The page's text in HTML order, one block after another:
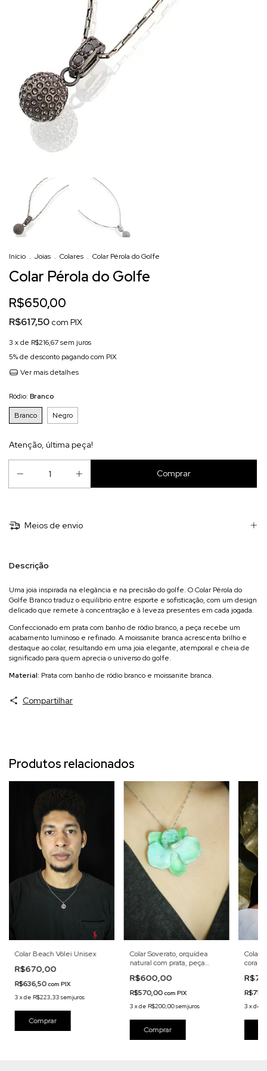
Início . Joias . Colares . Colar Pérola do Golfe
Colar Pérola do Golfe
R$650,00
R$617,50 com PIX
3 x de R$216,67sem juros
5% de desconto pagando com PIX
Ver mais detalhes
Ródio: Branco
Branco
Negro
Atenção, última peça!
Meios de envio
Descrição
Uma joia inspirada na elegância e na precisão do golfe. O Colar Pérola do
Golfe Branco traduz o equilíbrio entre esporte e sofisticação, com um design
delicado que remete à concentração e à leveza presentes em cada jogada.
Confeccionado em prata com banho de ródio branco, a peça recebe um
acabamento luminoso e refinado. A moissanite branca acrescenta brilho e
destaque ao colar, resultando em uma joia elegante, atemporal e cheia de
significado para quem aprecia o universo do golfe.
Material: Prata com banho de ródio branco e moissanite branca.
Compartilhar
Produtos relacionados
Colar Beach Vôlei Unisex
R$670,00
R$636,50com PIX
3 xde R$223,33 sem juros
Colar Soverato, orquídea
natural com prata, peça
R$600,00
R$570,00com PIX
3xde R$200,00sem juros
Colar
3 xde